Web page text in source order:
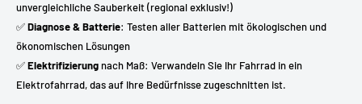
unvergleichliche Sauberkeit (regional exklusiv!)
✅Diagnose & Batterie: Testen aller Batterien mit ökologischen und
ökonomischen Lösungen
✅Elektrifizierungnach Maß: Verwandeln Sie Ihr Fahrrad in ein
Elektrofahrrad, das auf Ihre Bedürfnisse zugeschnitten ist.